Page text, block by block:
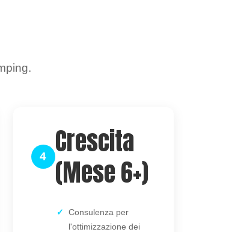
4
Crescita
(Mese 6+)
Consulenza per
l'ottimizzazione dei